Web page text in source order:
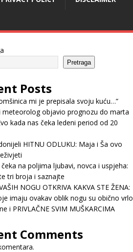
Pretraga
Posts
mi je prepisala svoju kuću…”
meteorolog objavio prognozu do marta
kada nas čeka ledeni period od 20
HITNU ODLUKU: Maja i Ša ovo
na poljima ljubavi, novca i uspjeha:
tri broja i saznajte
NOGU OTKRIVA KAKVA STE ŽENA:
imaju ovakav oblik nogu su obično vrlo
i PRIVLAČNE SVIM MUŠKARCIMA
Comments